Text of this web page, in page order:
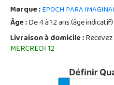
Marque :EPOCH PARA
Âge :De 4 à 12 ans (âge indicatif)
Livraison à domicile :
MERCREDI 12
Définir